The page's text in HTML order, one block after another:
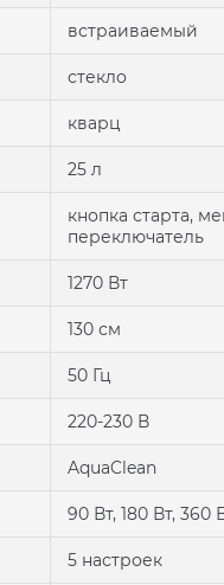
встраиваемый
стекло
кварц
25 л
кнопка старта,
переключатель
1270 Вт
130 см
50 Гц
220-230 В
AquaClean
90 Вт, 180 Вт, 360
5 настроек